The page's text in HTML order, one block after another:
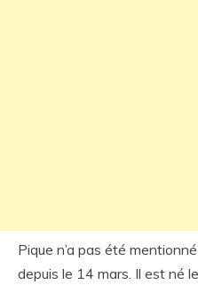
Pique n’a pas été
depuis le 14 mars. Il est né